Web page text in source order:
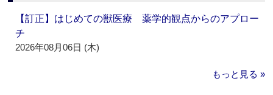
【訂正】はじめての獣医療 薬学的観点からのアプロー
チ
2026年08月06日 (木)
もっと見る »